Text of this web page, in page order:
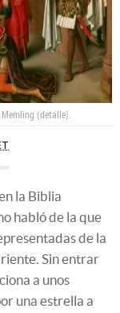
(detalle).
la Biblia
habló de la que
de la
Sin entrar
a unos
una estrella a